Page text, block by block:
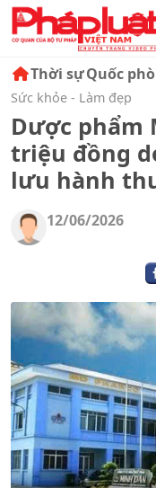
Thời sựQuốc
Sức khỏe - Làm đẹp
Dược phẩm
triệu đồng
lưu hành
12/06/2026